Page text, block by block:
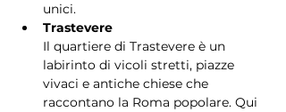
unici.
Trastevere
Il quartiere di Trastevere è un
labirinto di vicoli stretti, piazze
vivaci e antiche chiese che
raccontano la Roma popolare. Qui